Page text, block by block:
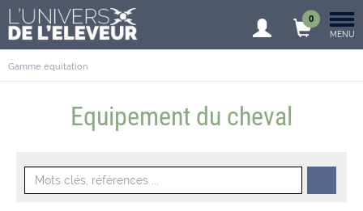
0
MENU
Gamme équitation
Equipement du cheval